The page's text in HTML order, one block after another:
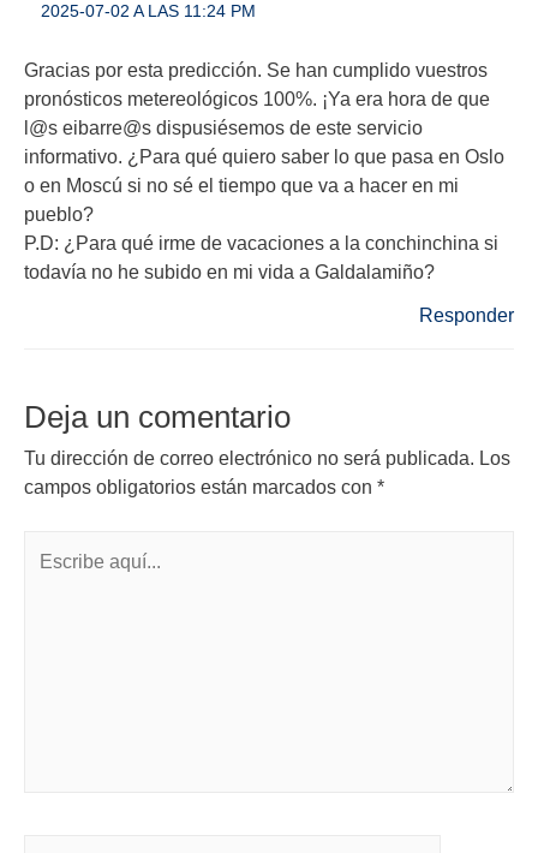
2025-07-02 A LAS 11:24 PM
Gracias por esta predicción. Se han cumplido vuestros
pronósticos metereológicos 100%. ¡Ya era hora de que
l@s eibarre@s dispusiésemos de este servicio
informativo. ¿Para qué quiero saber lo que pasa en Oslo
o en Moscú si no sé el tiempo que va a hacer en mi
pueblo?
P.D: ¿Para qué irme de vacaciones a la conchinchina si
todavía no he subido en mi vida a Galdalamiño?
Responder
Deja un comentario
Tu dirección de correo electrónico no será publicada. Los
campos obligatorios están marcados con *